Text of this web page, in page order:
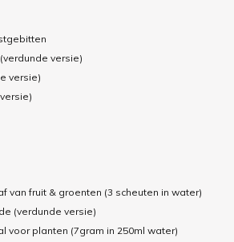
versie)
versie)
van fruit & groenten (3 scheuten in water)
(verdunde versie)
voor planten (7gram in 250ml water)